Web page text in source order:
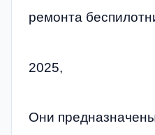
ремонта
2025,
Они